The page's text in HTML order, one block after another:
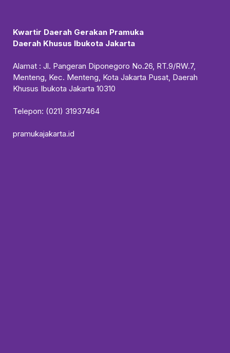
Kwartir Daerah Gerakan Pramuka
Daerah Khusus Ibukota Jakarta
Alamat : Jl. Pangeran Diponegoro No.26, RT.9/RW.7,
Menteng, Kec. Menteng, Kota Jakarta Pusat, Daerah
Khusus Ibukota Jakarta 10310
Telepon: (021) 31937464
pramukajakarta.id